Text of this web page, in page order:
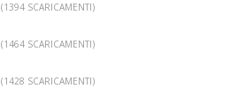
(1394 SCARICAMENTI)
(1464 SCARICAMENTI)
(1428 SCARICAMENTI)